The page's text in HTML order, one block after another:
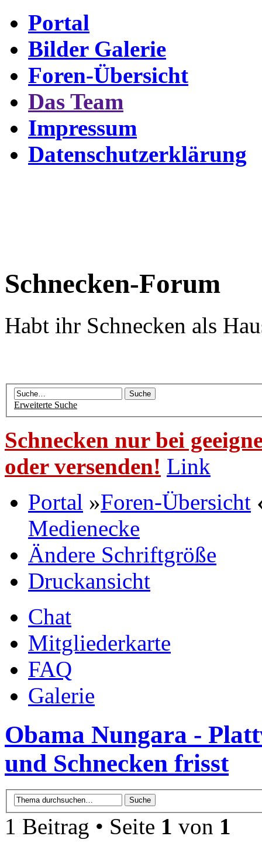
Portal
Bilder Galerie
Foren-Übersicht
Das Team
Impressum
Datenschutzerklärung
Schnecken-Forum
Habt ihr Schnecken als
Erweiterte Suche
Schnecken nur bei
oder versenden! Link
Portal »Foren-Übersicht
Medienecke
Ändere Schriftgröße
Druckansicht
Chat
Mitgliederkarte
FAQ
Galerie
Obama Nungara -
und Schnecken frisst
1 Beitrag • Seite 1 von 1